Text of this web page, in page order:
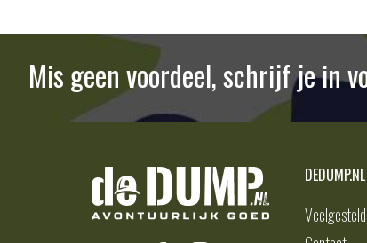
Mis geen voordeel, schrijf je in
DEDUMP.NL